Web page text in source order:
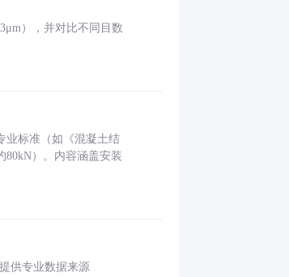
），并对比不同目数
业标准（如《混凝土结
80kN）。内容涵盖安装
供专业数据来源